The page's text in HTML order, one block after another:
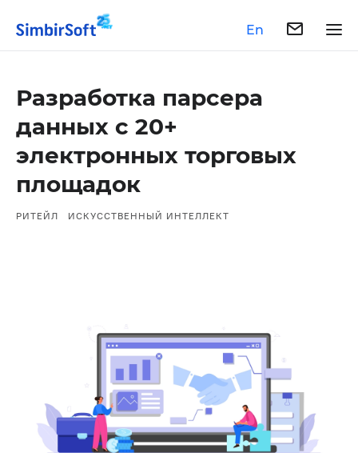
En
Разработка парсера
данных с 20+
электронных торговых
площадок
РИТЕЙЛ ИСКУССТВЕННЫЙ ИНТЕЛЛЕКТ